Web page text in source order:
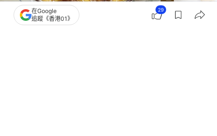
撰文：鄧穎琪
在Google
追蹤《香港01》
29